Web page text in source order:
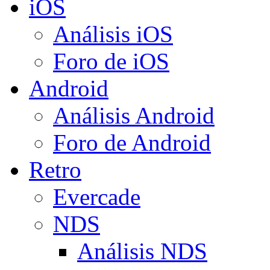
iOS
Análisis iOS
Foro de iOS
Android
Análisis Android
Foro de Android
Retro
Evercade
NDS
Análisis NDS